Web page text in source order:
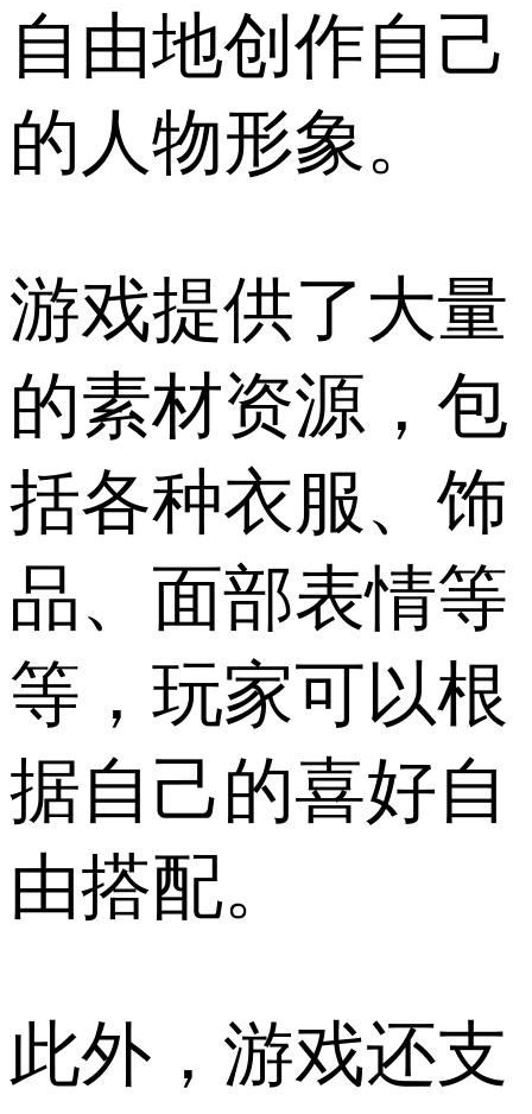
自由地创作自己
的人物形象。
游戏提供了大量
的素材资源，包
括各种衣服、饰
品、面部表情等
等，玩家可以根
据自己的喜好自
由搭配。
此外，游戏还支